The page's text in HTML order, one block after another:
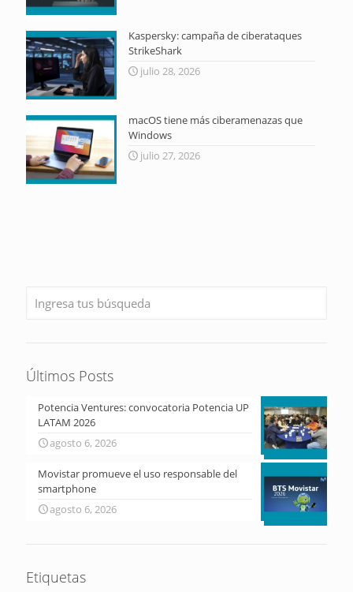
Kaspersky: campaña de ciberataques
StrikeShark
julio 28, 2026
macOS tiene más ciberamenazas que
Windows
julio 27, 2026
Últimos Posts
Potencia Ventures: convocatoria Potencia UP
LATAM 2026
agosto 6, 2026
Movistar promueve el uso responsable del
smartphone
agosto 6, 2026
Etiquetas